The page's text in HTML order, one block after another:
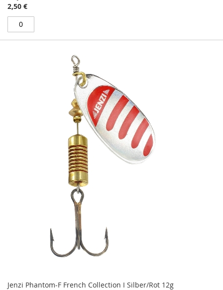
2,50 €
Jenzi Phantom-F French Collection I Silber/Rot 12g